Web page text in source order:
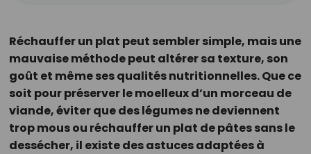
Réchauffer un plat peut sembler simple, mais une
mauvaise méthode peut altérer sa texture, son
goût et même ses qualités nutritionnelles. Que ce
soit pour préserver le moelleux d’un morceau de
viande, éviter que des légumes ne deviennent
trop mous ou réchauffer un plat de pâtes sans le
dessécher, il existe des astuces adaptées à